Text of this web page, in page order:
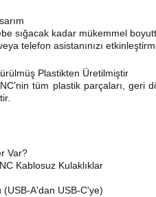
sığacak kadar mükemmel
telefon asistanınızı
Plastikten Üretilmiştir
tüm plastik parçaları, geri
Var?
Kablosuz Kulaklıklar
(USB-A'dan USB-C'ye)